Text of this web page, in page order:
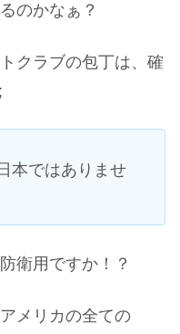
のかなぁ？
クラブの包丁は、確
本ではありませ
衛用ですか！？
メリカの全ての